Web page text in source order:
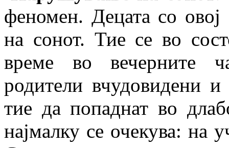
феномен. Децата со овој
на сонот. Тие се во
време во вечерните
родители вчудовидени
тие да попаднат во
најмалку се очекува: на